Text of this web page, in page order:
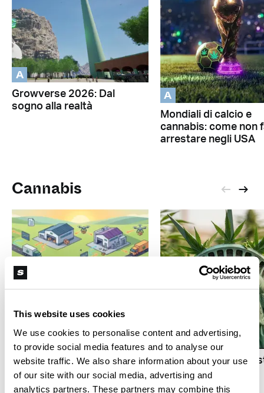
This website uses cookies
We use cookies to personalise content and advertising,
to provide social media features and to analyse our
website traffic. We also share information about your use
of our site with our social media, advertising and
analytics partners. These partners may combine this
A
Growverse 2026: Dal
sogno alla realtà
A
Mondiali di calcio e
cannabis: come non
arrestare negli USA
Cannabis
S
Media statunitensi sulla
cannabis lanciano il
Green Press Collective
R
Legalizzazione e
sociale: il caso dello
Stato di New York